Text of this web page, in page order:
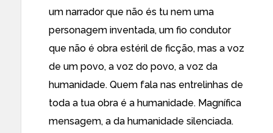
um narrador que não és tu nem uma
personagem inventada, um fio condutor
que não é obra estéril de ficção, mas a voz
de um povo, a voz do povo, a voz da
humanidade. Quem fala nas entrelinhas de
toda a tua obra é a humanidade. Magnífica
mensagem, a da humanidade silenciada.